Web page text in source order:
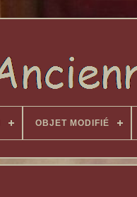
OBJET MODIFIÉ